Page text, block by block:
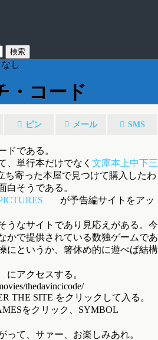
し
・コード
ピン メール SMS
ドである。
、単行本だけでなく 文庫本上中下三
ち寄った本屋で見つけて購入したわ
白そうである。
が予告編サイトをアッ
うなサイトであり見応えがある。今
かで提供されている数独ゲームであ
にというか、箸休め的に遊べば結構
アクセスする。
thedavincicode/
THE SITE をクリックして入る。
をクリック、SYMBOL
って、サァー、お楽しみあれ。